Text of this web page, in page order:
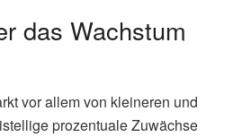
das Wachstum
vor allem von kleineren und
prozentuale Zuwächse